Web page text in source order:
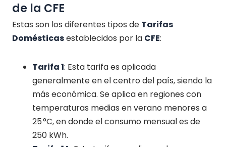
de la CFE
Estas son los diferentes tipos de Tarifas
Domésticasestablecidos por la CFE:
Tarifa 1: Esta tarifa es aplicada
generalmente en el centro del país, siendo la
más económica. Se aplica en regiones con
temperaturas medias en verano menores a
25 °C, en donde el consumo mensual es de
250 kWh.